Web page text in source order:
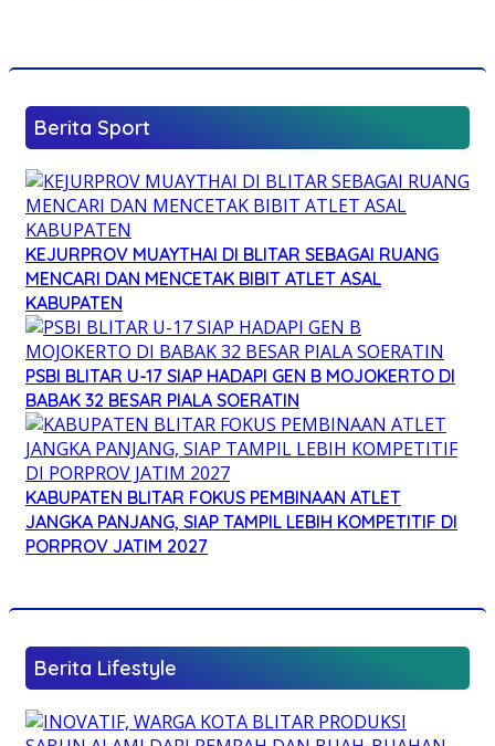
Berita Sport
KEJURPROV MUAYTHAI DI BLITAR SEBAGAI RUANG
MENCARI DAN MENCETAK BIBIT ATLET ASAL
KABUPATEN
PSBI BLITAR U-17 SIAP HADAPI GEN B MOJOKERTO DI
BABAK 32 BESAR PIALA SOERATIN
KABUPATEN BLITAR FOKUS PEMBINAAN ATLET
JANGKA PANJANG, SIAP TAMPIL LEBIH KOMPETITIF DI
PORPROV JATIM 2027
Berita Lifestyle